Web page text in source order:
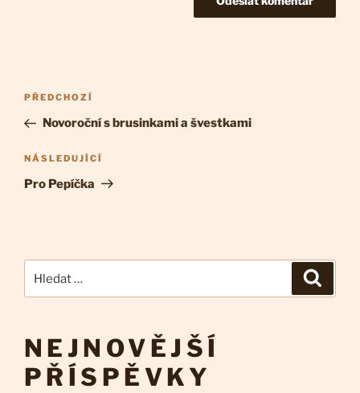
Navigace
pro
příspěvek
Předchozí
příspěvek
PŘEDCHOZÍ
Novoroční s brusinkami a švestkami
Následující
příspěvek
NÁSLEDUJÍCÍ
Pro Pepíčka
NEJNOVĚJŠÍ
PŘÍSPĚVKY